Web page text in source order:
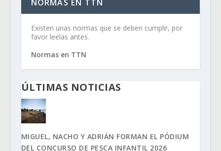
NORMAS EN TTN
Existen unas normas que se deben cumplir, por
favor leelas antes.
Normas en TTN
ÚLTIMAS NOTICIAS
MIGUEL, NACHO Y ADRIÁN FORMAN EL PÓDIUM
DEL CONCURSO DE PESCA INFANTIL 2026